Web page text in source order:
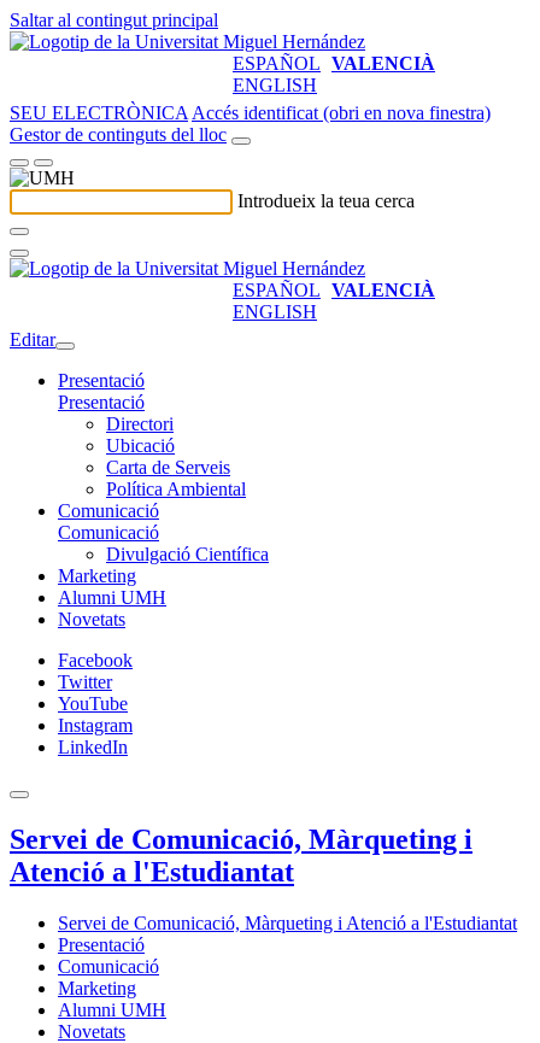
Saltar al contingut principal
ESPAÑOL VALENCIÀ
ENGLISH
SEU ELECTRÒNICA Accés identificat (obri en nova finestra)
Gestor de continguts del lloc
Introdueix la teua cerca
ESPAÑOL VALENCIÀ
ENGLISH
Editar
Presentació
Presentació
Directori
Ubicació
Carta de Serveis
Política Ambiental
Comunicació
Comunicació
Divulgació Científica
Marketing
Alumni UMH
Novetats
Facebook
Twitter
YouTube
Instagram
LinkedIn
Servei de Comunicació, Màrqueting i
Atenció a l'Estudiantat
Servei de Comunicació, Màrqueting i Atenció a l'Estudiantat
Presentació
Comunicació
Marketing
Alumni UMH
Novetats